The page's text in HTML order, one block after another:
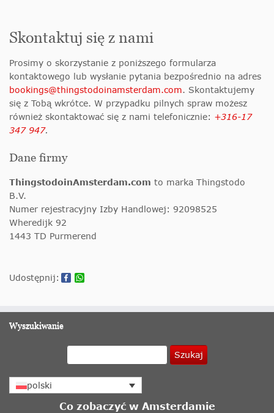
Skontaktuj się z nami
Prosimy o skorzystanie z poniższego formularza
kontaktowego lub wysłanie pytania bezpośrednio na adres
bookings@thingstodoinamsterdam.com. Skontaktujemy
się z Tobą wkrótce. W przypadku pilnych spraw możesz
również skontaktować się z nami telefonicznie: +316-17
347 947.
Dane firmy
ThingstodoinAmsterdam.com to marka Thingstodo
B.V.
Numer rejestracyjny Izby Handlowej: 92098525
Wheredijk 92
1443 TD Purmerend
Udostępnij:
Wyszukiwanie
Szukaj
polski
Co zobaczyć w Amsterdamie